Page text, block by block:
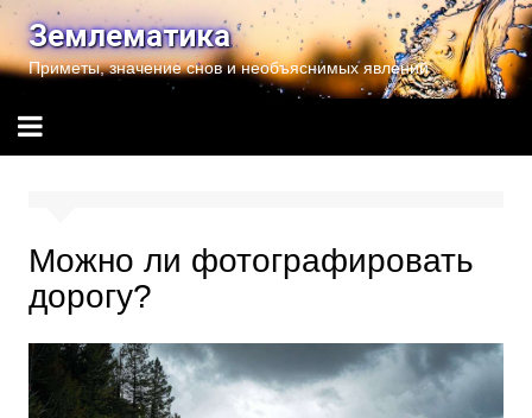
Перейти
содержимому
Землематика
Приметы, значение снов и необъяснимых явлений
Можно ли фотографировать
дорогу?